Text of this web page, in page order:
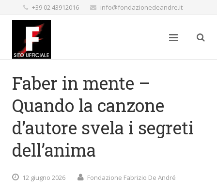
+39 02 43912016 info@fondazionedeandre.it
Faber in mente –
Quando la canzone
d’autore svela i segreti
dell’anima
12 giugno 2026 Fondazione Fabrizio De André